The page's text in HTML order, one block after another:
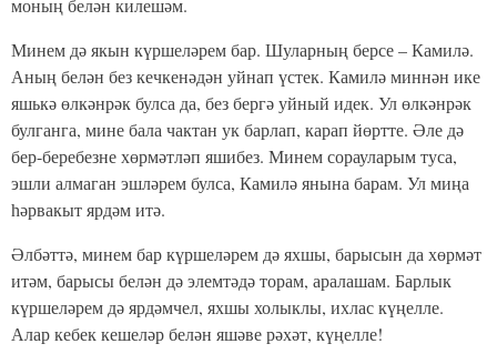
моның белән килешәм.
Минем дә якын күршеләрем бар. Шуларның берсе – Камилә.
Аның белән без кечкенәдән уйнап үстек. Камилә миннән ике
яшькә өлкәнрәк булса да, без бергә уйный идек. Ул өлкәнрәк
булганга, мине бала чактан ук барлап, карап йөртте. Әле дә
бер-беребезне хөрмәтләп яшибез. Минем сорауларым туса,
эшли алмаган эшләрем булса, Камилә янына барам. Ул миңа
һәрвакыт ярдәм итә.
Әлбәттә, минем бар күршеләрем дә яхшы, барысын да хөрмәт
итәм, барысы белән дә элемтәдә торам, аралашам. Барлык
күршеләрем дә ярдәмчел, яхшы холыклы, ихлас күңелле.
Алар кебек кешеләр белән яшәве рәхәт, күңелле!